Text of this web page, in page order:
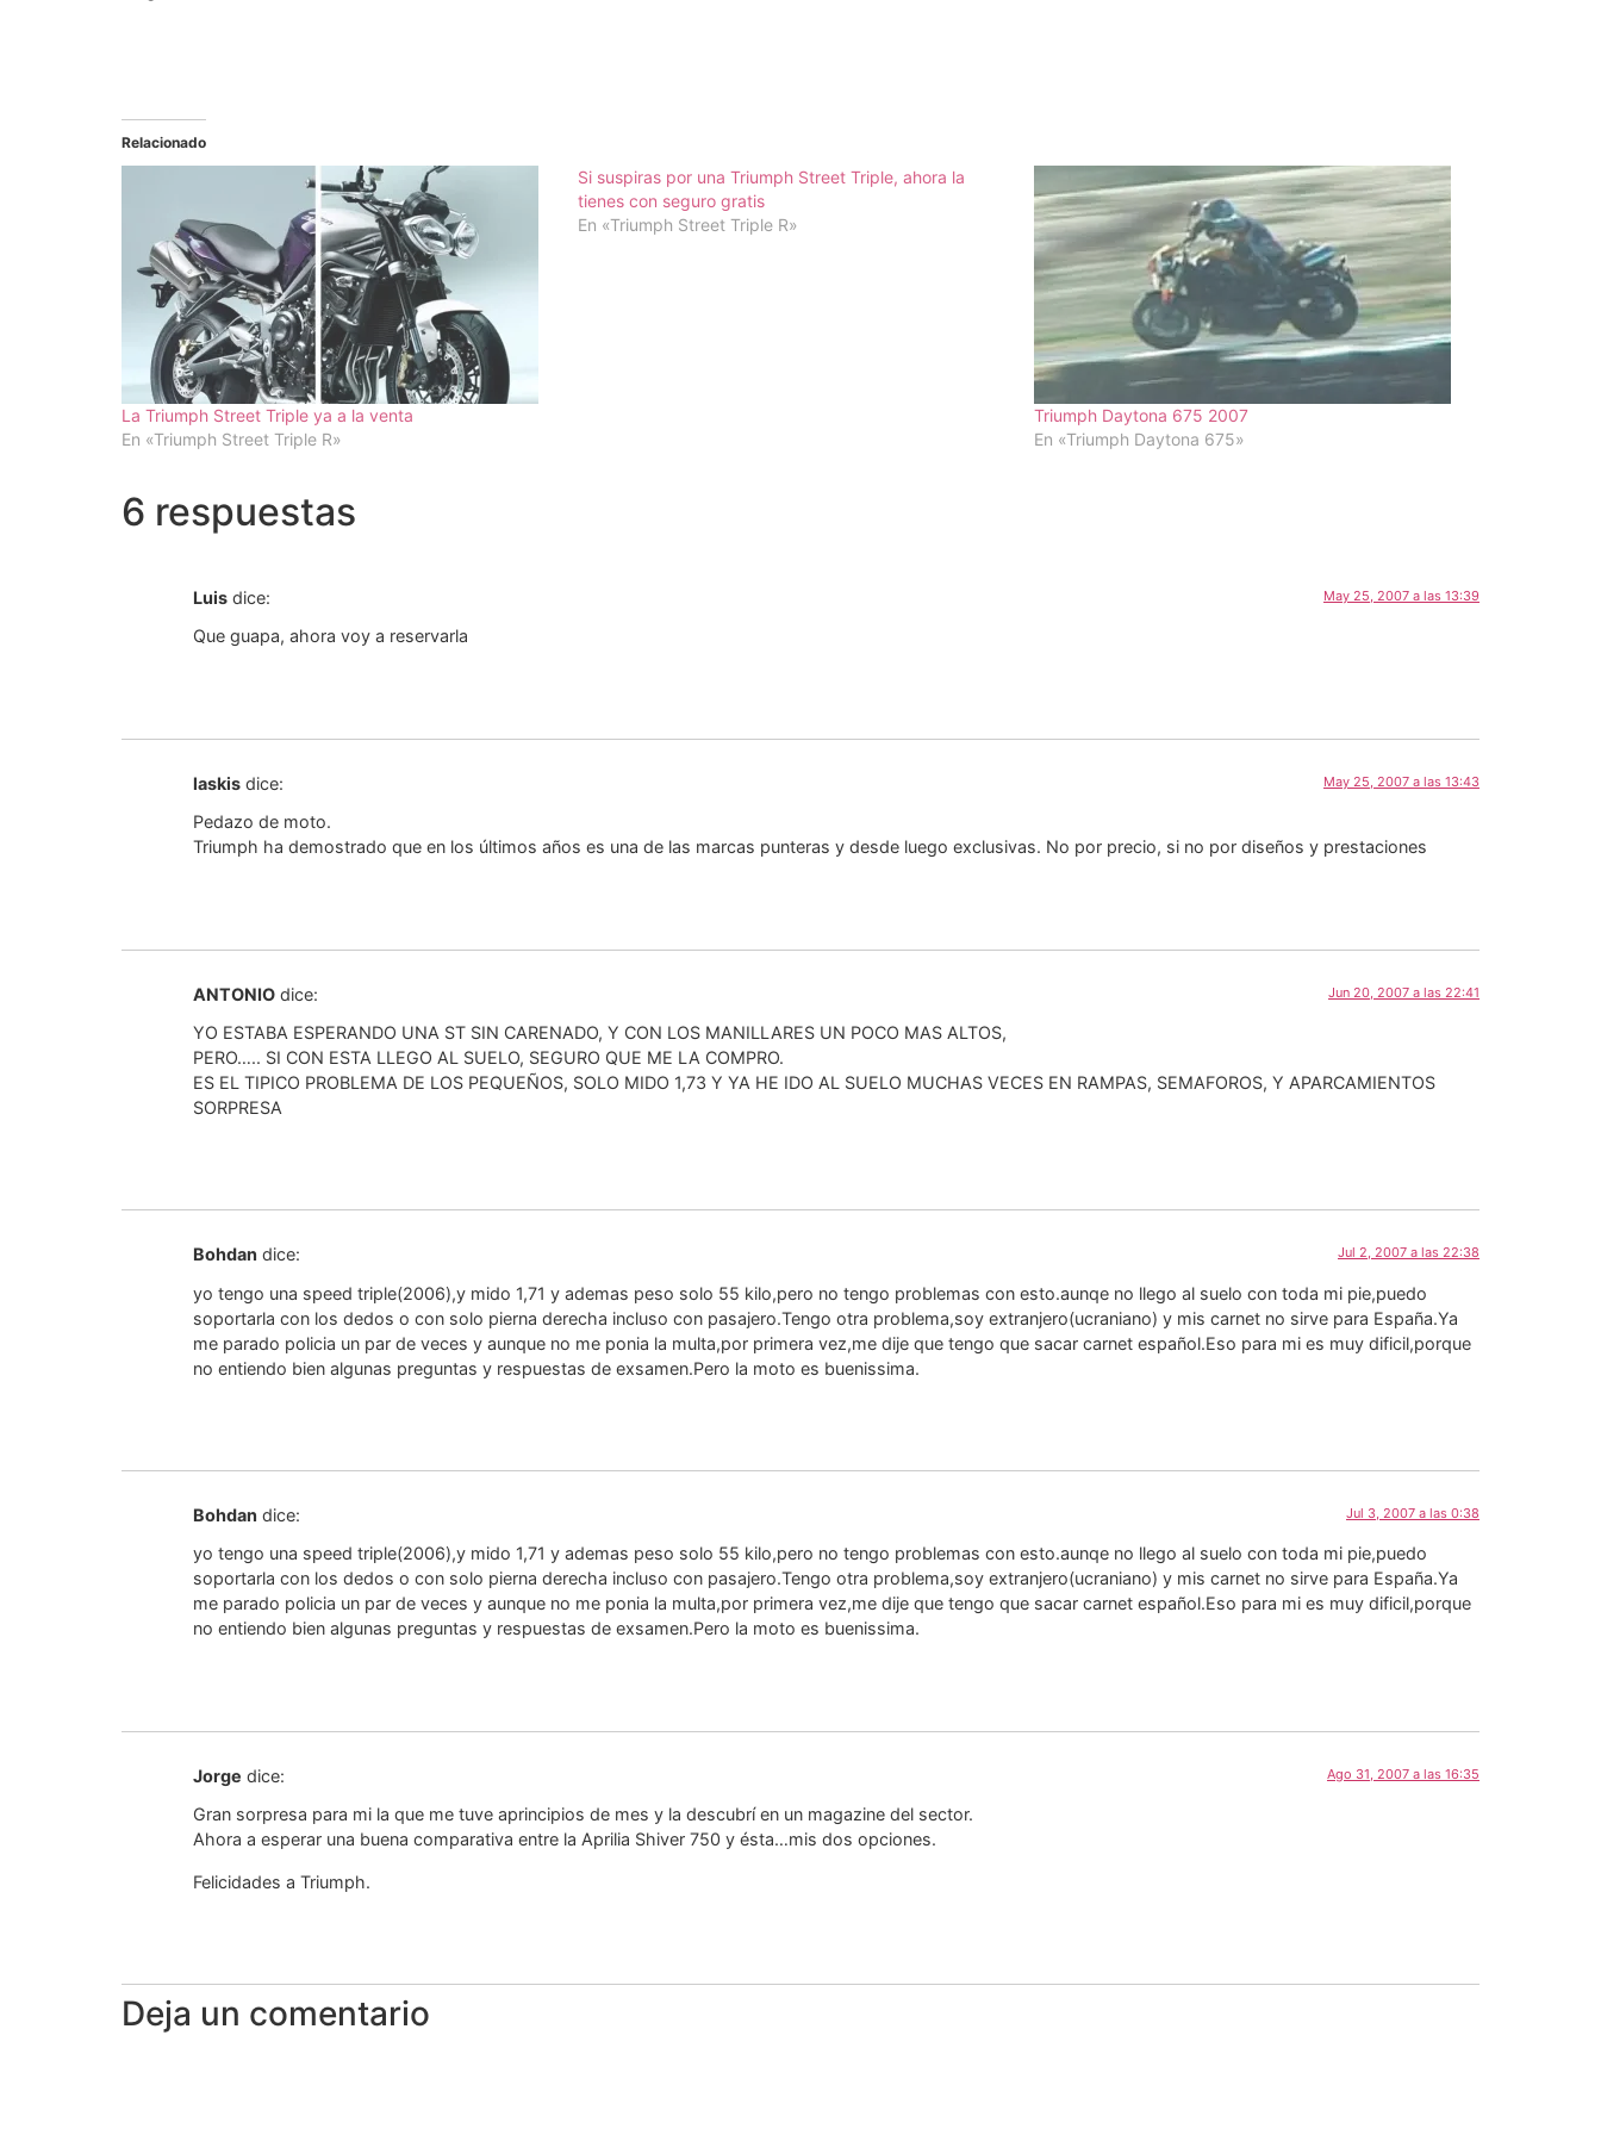
Relacionado
La Triumph Street Triple ya a la venta
En «Triumph Street Triple R»
Si suspiras por una Triumph Street Triple, ahora la
tienes con seguro gratis
En «Triumph Street Triple R»
Triumph Daytona 675 2007
En «Triumph Daytona 675»
6 respuestas
Luis dice: May 25, 2007 a las 13:39
Que guapa, ahora voy a reservarla
laskis dice: May 25, 2007 a las 13:43
Pedazo de moto.
Triumph ha demostrado que en los últimos años es una de las marcas punteras y desde luego exclusivas. No por precio, si no por diseños y prestaciones
ANTONIO dice: Jun 20, 2007 a las 22:41
YO ESTABA ESPERANDO UNA ST SIN CARENADO, Y CON LOS MANILLARES UN POCO MAS ALTOS,
PERO….. SI CON ESTA LLEGO AL SUELO, SEGURO QUE ME LA COMPRO.
ES EL TIPICO PROBLEMA DE LOS PEQUEÑOS, SOLO MIDO 1,73 Y YA HE IDO AL SUELO MUCHAS VECES EN RAMPAS, SEMAFOROS, Y APARCAMIENTOS
SORPRESA
Bohdan dice: Jul 2, 2007 a las 22:38
yo tengo una speed triple(2006),y mido 1,71 y ademas peso solo 55 kilo,pero no tengo problemas con esto.aunqe no llego al suelo con toda mi pie,puedo
soportarla con los dedos o con solo pierna derecha incluso con pasajero.Tengo otra problema,soy extranjero(ucraniano) y mis carnet no sirve para España.Ya
me parado policia un par de veces y aunque no me ponia la multa,por primera vez,me dije que tengo que sacar carnet español.Eso para mi es muy dificil,porque
no entiendo bien algunas preguntas y respuestas de exsamen.Pero la moto es buenissima.
Bohdan dice: Jul 3, 2007 a las 0:38
yo tengo una speed triple(2006),y mido 1,71 y ademas peso solo 55 kilo,pero no tengo problemas con esto.aunqe no llego al suelo con toda mi pie,puedo
soportarla con los dedos o con solo pierna derecha incluso con pasajero.Tengo otra problema,soy extranjero(ucraniano) y mis carnet no sirve para España.Ya
me parado policia un par de veces y aunque no me ponia la multa,por primera vez,me dije que tengo que sacar carnet español.Eso para mi es muy dificil,porque
no entiendo bien algunas preguntas y respuestas de exsamen.Pero la moto es buenissima.
Jorge dice: Ago 31, 2007 a las 16:35
Gran sorpresa para mi la que me tuve aprincipios de mes y la descubrí en un magazine del sector.
Ahora a esperar una buena comparativa entre la Aprilia Shiver 750 y ésta…mis dos opciones.
Felicidades a Triumph.
Deja un comentario